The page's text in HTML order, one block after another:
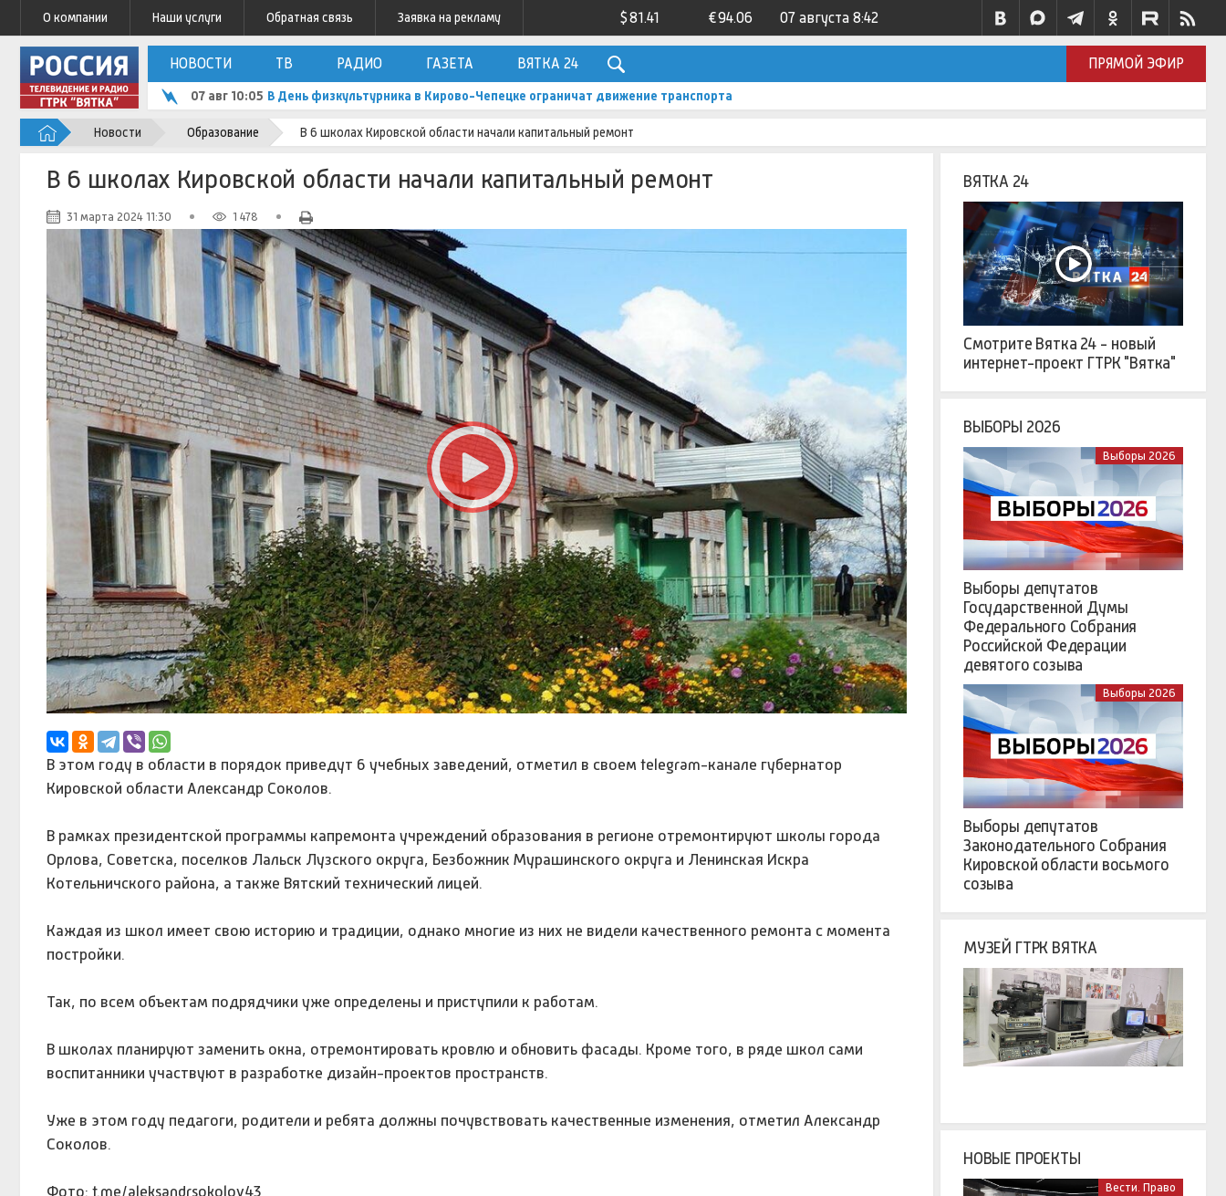
О компании Наши услуги Обратная связь Заявка на рекламу $81.41 €94.06 07 августа 8:42
НОВОСТИ ТВ РАДИО ГАЗЕТА ВЯТКА 24 ПРЯМОЙ ЭФИР
07 авг 10:05 В День физкультурника в Кирово-Чепецке ограничат движение транспорта
Новости Образование В 6 школах Кировской области начали капитальный ремонт
В 6 школах Кировской области начали капитальный ремонт
31 марта 2024 11:30 1 478
В этом году в области в порядок приведут 6 учебных заведений, отметил в своем telegram-канале губернатор
Кировской области Александр Соколов.
В рамках президентской программы капремонта учреждений образования в регионе отремонтируют школы города
Орлова, Советска, поселков Лальск Лузского округа, Безбожник Мурашинского округа и Ленинская Искра
Котельничского района, а также Вятский технический лицей.
Каждая из школ имеет свою историю и традиции, однако многие из них не видели качественного ремонта с момента
постройки.
Так, по всем объектам подрядчики уже определены и приступили к работам.
В школах планируют заменить окна, отремонтировать кровлю и обновить фасады. Кроме того, в ряде школ сами
воспитанники участвуют в разработке дизайн-проектов пространств.
Уже в этом году педагоги, родители и ребята должны почувствовать качественные изменения, отметил Александр
Соколов.
Фото: t.me/aleksandrsokolov43
ВЯТКА 24
Смотрите Вятка 24 - новый
интернет-проект ГТРК "Вятка"
ВЫБОРЫ 2026
Выборы 2026
Выборы депутатов
Государственной Думы
Федерального Собрания
Российской Федерации
девятого созыва
Выборы 2026
Выборы депутатов
Законодательного Собрания
Кировской области восьмого
созыва
МУЗЕЙ ГТРК ВЯТКА
НОВЫЕ ПРОЕКТЫ
Вести. Право